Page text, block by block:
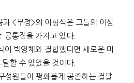
<무정>의 이형식은 그들의 이상
공통점을 가지고 있다.
박영채와 결합했다면 새로운 미
할 수 있었을 것이다.
원들이 평화롭게 공존하는 결말